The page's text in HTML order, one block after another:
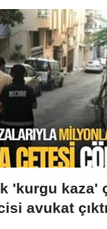
'kurgu kaza'
avukat çıktı